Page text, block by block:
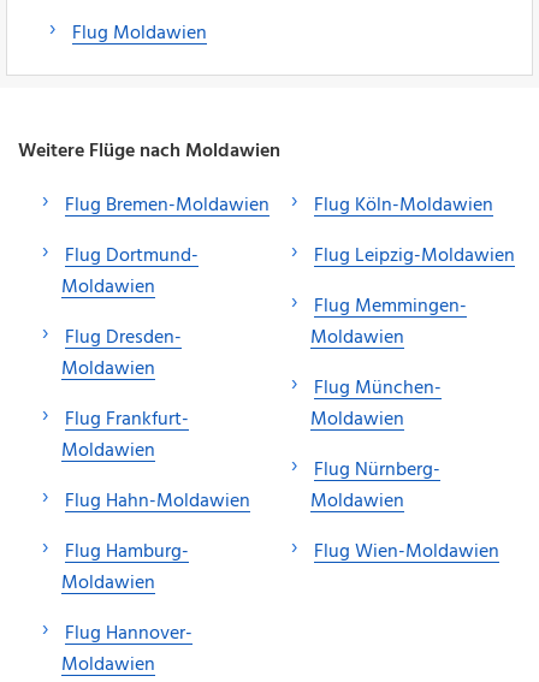
Flug Moldawien
Weitere Flüge nach Moldawien
Flug Bremen-Moldawien
Flug Dortmund-
Moldawien
Flug Dresden-
Moldawien
Flug Frankfurt-
Moldawien
Flug Hahn-Moldawien
Flug Hamburg-
Moldawien
Flug Hannover-
Moldawien
Flug Köln-Moldawien
Flug Leipzig-Moldawien
Flug Memmingen-
Moldawien
Flug München-
Moldawien
Flug Nürnberg-
Moldawien
Flug Wien-Moldawien